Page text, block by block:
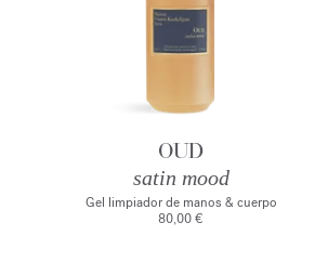
OUD
satin mood
Gel limpiador de manos & cuerpo
80,00 €